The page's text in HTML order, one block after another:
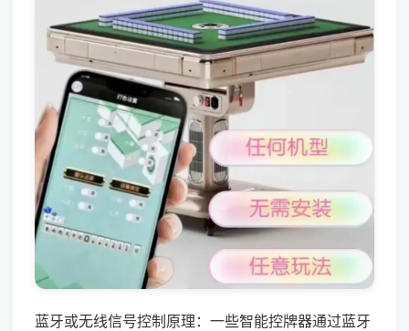
蓝牙或无线信号控制原理：一些智能控牌器通过蓝牙